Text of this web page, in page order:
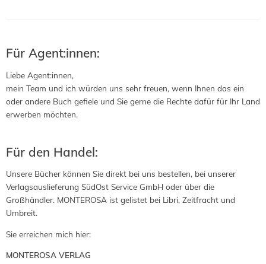
Für Agent:innen:
Liebe Agent:innen,
mein Team und ich würden uns sehr freuen, wenn Ihnen das ein
oder andere Buch gefiele und Sie gerne die Rechte dafür für Ihr Land
erwerben möchten.
Für den Handel:
Unsere Bücher können Sie direkt bei uns bestellen, bei unserer
Verlagsauslieferung SüdOst Service GmbH oder über die
Großhändler. MONTEROSA ist gelistet bei Libri, Zeitfracht und
Umbreit.
Sie erreichen mich hier:
MONTEROSA VERLAG